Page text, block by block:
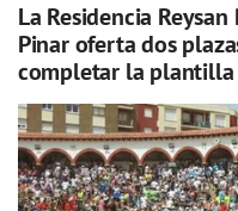
La Residencia
Pinar oferta dos
completar la